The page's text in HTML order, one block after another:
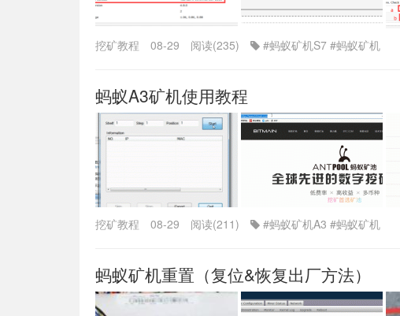
挖矿教程 08-29 阅读(235) #蚂蚁矿机S7 #蚂蚁矿机
蚂蚁A3矿机使用教程
挖矿教程 08-29 阅读(211) #蚂蚁矿机A3 #蚂蚁矿机
蚂蚁矿机重置（复位&恢复出厂方法）